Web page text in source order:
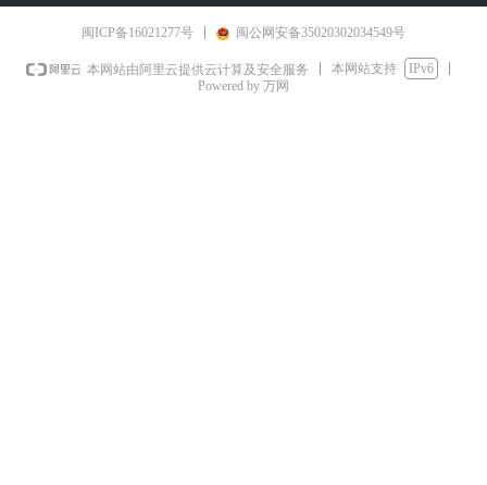
闽ICP备16021277号 闽公网安备35020302034549号
本网站由阿里云提供云计算及安全服务 本网站支持
IPv6
Powered by 万网